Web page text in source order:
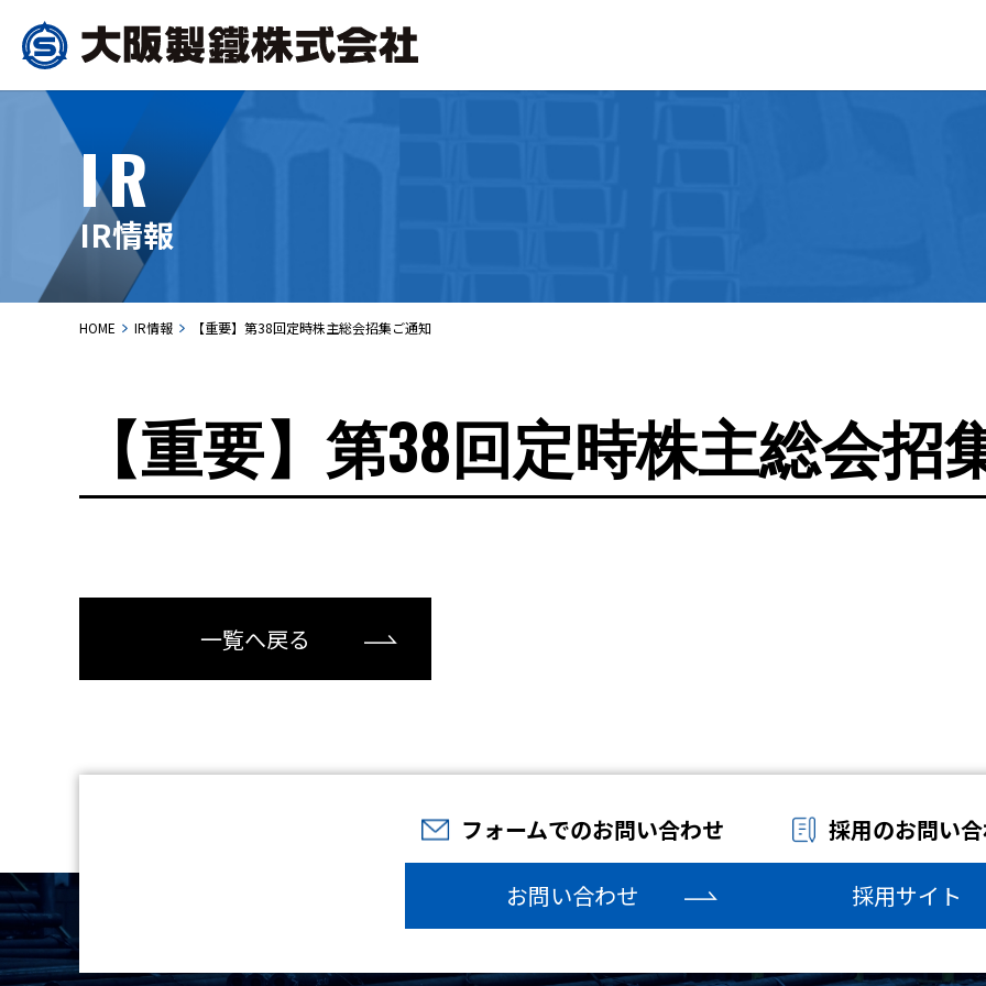
IR
IR情報
HOME IR情報 【重要】第38回定時株主総会招集ご通知
【重要】第38回定時株主総会招
一覧へ戻る
フォームでのお問い合わせ
お問い合わせ
採用のお問い
採用サイト